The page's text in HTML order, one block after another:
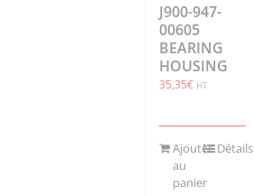
J900-947-
00605
BEARING
HOUSING
35,35€ HT
Ajouter
au
panier
Détails